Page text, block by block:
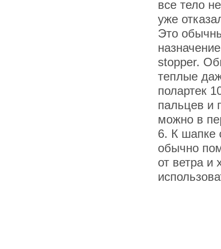
все тело
уже
Это
stopper.
теплые
полартек
пальцев и
можно в
6. К шапке
обычно
от ветра и